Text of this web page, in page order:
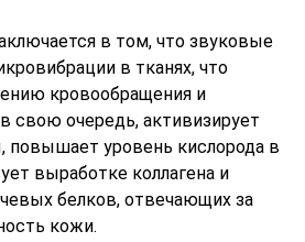
в том, что звуковые
в тканях, что
кровообращения и
свою очередь, активизирует
уровень кислорода в
выработке коллагена и
белков, отвечающих за
кожи.